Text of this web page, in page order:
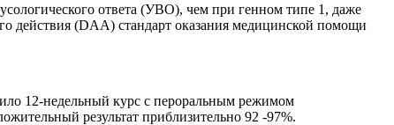
ответа (УВО), чем при генном типе 1, даже
действия (DAA) стандарт оказания медицинской помощи
12-недельный курс с пероральным режимом
результат приблизительно 92 -97%.